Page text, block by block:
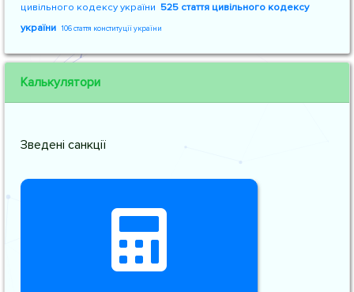
цивільного кодексу україни 525 стаття цивільного кодексу
україни 106 стаття конституції україни
Калькулятори
Зведені санкції